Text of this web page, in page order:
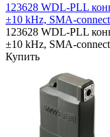
123628 WDL-PLL
±10 kHz, SMA-
123628 WDL-PLL
±10 kHz, SMA-
Купить